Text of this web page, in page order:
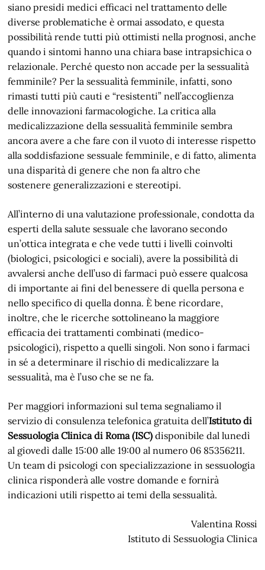
siano presidi medici efficaci nel trattamento delle
diverse problematiche è ormai assodato, e questa
possibilità rende tutti più ottimisti nella prognosi, anche
quando i sintomi hanno una chiara base intrapsichica o
relazionale. Perché questo non accade per la sessualità
femminile? Per la sessualità femminile, infatti, sono
rimasti tutti più cauti e “resistenti” nell’accoglienza
delle innovazioni farmacologiche. La critica alla
medicalizzazione della sessualità femminile sembra
ancora avere a che fare con il vuoto di interesse rispetto
alla soddisfazione sessuale femminile, e di fatto, alimenta
una disparità di genere che non fa altro che
sostenere generalizzazioni e stereotipi.
All’interno di una valutazione professionale, condotta da
esperti della salute sessuale che lavorano secondo
un’ottica integrata e che vede tutti i livelli coinvolti
(biologici, psicologici e sociali), avere la possibilità di
avvalersi anche dell’uso di farmaci può essere qualcosa
di importante ai fini del benessere di quella persona e
nello specifico di quella donna. È bene ricordare,
inoltre, che le ricerche sottolineano la maggiore
efficacia dei trattamenti combinati (medico-
psicologici), rispetto a quelli singoli. Non sono i farmaci
in sé a determinare il rischio di medicalizzare la
sessualità, ma è l’uso che se ne fa.
Per maggiori informazioni sul tema segnaliamo il
servizio di consulenza telefonica gratuita dell’Istituto di
Sessuologia Clinica di Roma (ISC) disponibile dal lunedì
al giovedì dalle 15:00 alle 19:00 al numero 06 85356211.
Un team di psicologi con specializzazione in sessuologia
clinica risponderà alle vostre domande e fornirà
indicazioni utili rispetto ai temi della sessualità.
Valentina Rossi
Istituto di Sessuologia Clinica